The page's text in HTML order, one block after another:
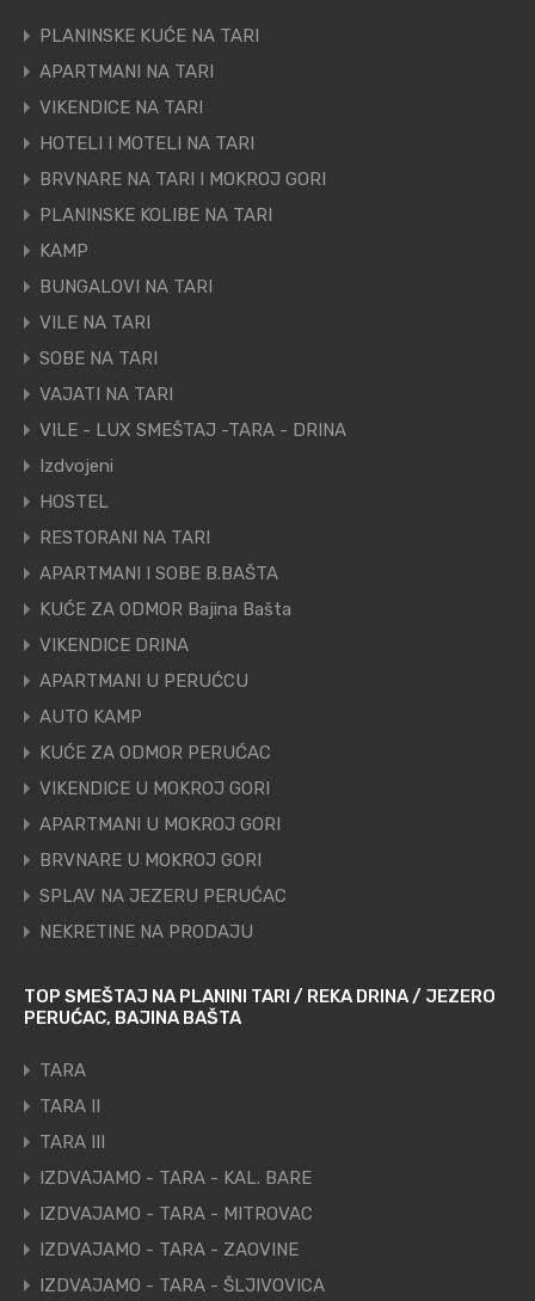
PLANINSKE KUĆE NA TARI
APARTMANI NA TARI
VIKENDICE NA TARI
HOTELI I MOTELI NA TARI
BRVNARE NA TARI I MOKROJ GORI
PLANINSKE KOLIBE NA TARI
KAMP
BUNGALOVI NA TARI
VILE NA TARI
SOBE NA TARI
VAJATI NA TARI
VILE - LUX SMEŠTAJ -TARA - DRINA
Izdvojeni
HOSTEL
RESTORANI NA TARI
APARTMANI I SOBE B.BAŠTA
KUĆE ZA ODMOR Bajina Bašta
VIKENDICE DRINA
APARTMANI U PERUĆCU
AUTO KAMP
KUĆE ZA ODMOR PERUĆAC
VIKENDICE U MOKROJ GORI
APARTMANI U MOKROJ GORI
BRVNARE U MOKROJ GORI
SPLAV NA JEZERU PERUĆAC
NEKRETINE NA PRODAJU
TOP SMEŠTAJ NA PLANINI TARI / REKA DRINA / JEZERO
PERUĆAC, BAJINA BAŠTA
TARA
TARA II
TARA III
IZDVAJAMO - TARA - KAL. BARE
IZDVAJAMO - TARA - MITROVAC
IZDVAJAMO - TARA - ZAOVINE
IZDVAJAMO - TARA - ŠLJIVOVICA